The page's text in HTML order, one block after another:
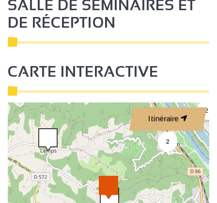
SALLE DE SÉMINAIRES ET
DE RÉCEPTION
CARTE INTERACTIVE
Itinéraire
2
2